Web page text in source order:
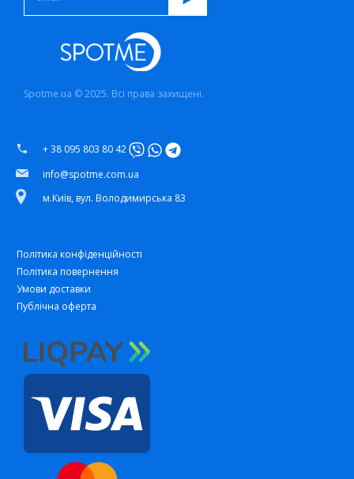
Spotme.ua © 2025. Всі права захищені.
+ 38 095 803 80 42
info@spotme.com.ua
м.Київ, вул. Володимирська 83
Політика конфіденційності
Політика повернення
Умови доставки
Публічна оферта